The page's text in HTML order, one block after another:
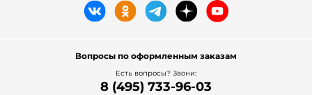
Вопросы по оформленным заказам
Есть вопросы? Звони:
8 (495) 733-96-03